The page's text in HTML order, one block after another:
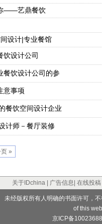
你——艺鼎餐饮
设计|专业餐馆
饮设计公司
餐饮设计公司的参
意事项
餐饮空间设计企业
计师－餐厅装修
»
关于IDchina | 广告信息 | 在线投稿
未经版权所有人明确的书面许可，
of this
京ICP备